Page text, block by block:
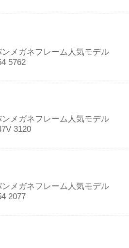
ンメガネフレーム人気モデル
5762
ンメガネフレーム人気モデル
3120
ンメガネフレーム人気モデル
2077